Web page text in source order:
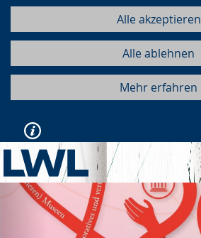
Alle akzeptieren
Alle ablehnen
Mehr erfahren
Vorherige